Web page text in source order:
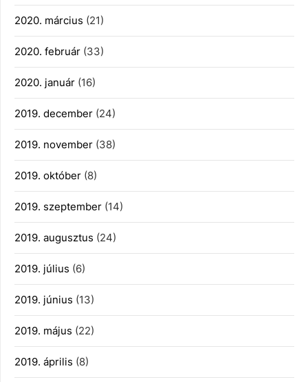
2020. március (21)
2020. február (33)
2020. január (16)
2019. december (24)
2019. november (38)
2019. október (8)
2019. szeptember (14)
2019. augusztus (24)
2019. július (6)
2019. június (13)
2019. május (22)
2019. április (8)